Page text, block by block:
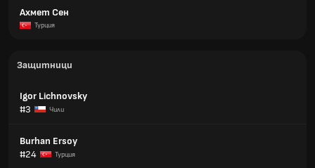
Ахмет Сен
Турция
Защитници
Igor Lichnovsky
#3
Чили
Burhan Ersoy
#24
Турция